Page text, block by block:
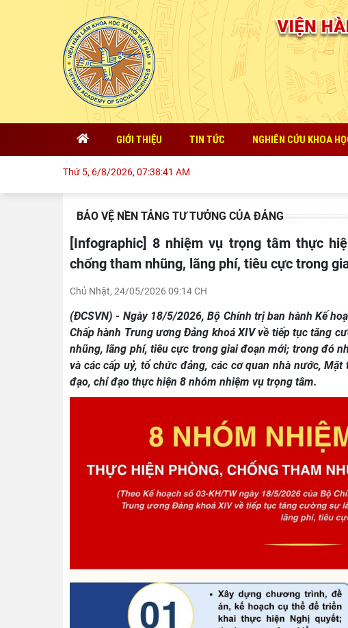
GIỚI THIỆU TIN TỨC NGHIÊN CỨU KHOA
Thứ 5, 6/8/2026, 07:38:42 AM
BẢO VỆ NỀN TẢNG TƯ TƯỞNG CỦA ĐẢNG
[Infographic] 8 nhiệm vụ trọng tâm thực hiện Nghị quyết Trung ương 2, khóa XIV về phòng,
chống tham nhũng, lãng phí, tiêu cực trong
Chủ Nhật, 24/05/2026 09:14 CH
(ĐCSVN) - Ngày 18/5/2026, Bộ Chính trị ban hành Kế
Chấp hành Trung ương Đảng khoá XIV về tiếp tục tăng
nhũng, lãng phí, tiêu cực trong giai đoạn mới; trong đó
và các cấp uỷ, tổ chức đảng, các cơ quan nhà nước,
đạo, chỉ đạo thực hiện 8 nhóm nhiệm vụ trọng tâm.